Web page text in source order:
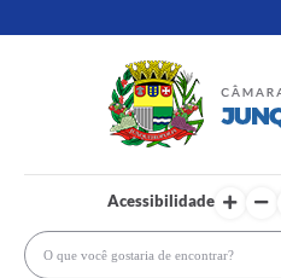
Acessibilidade